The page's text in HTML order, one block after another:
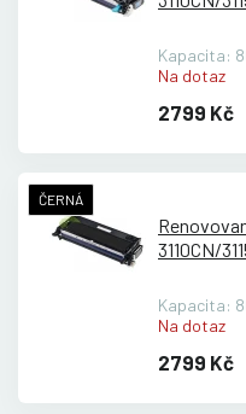
Kapacita:
Na dotaz
2799 Kč
ČERNÁ
3110CN/
Kapacita:
Na dotaz
2799 Kč